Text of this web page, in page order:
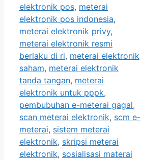
elektronik pos, meterai
elektronik pos indonesia,
meterai elektronik privy,
meterai elektronik resmi
berlaku di ri, meterai elektronik
saham, meterai elektronik
tanda tangan, meterai
elektronik untuk pppk,
pembubuhan e-meterai gagal,
scan meterai elektronik, scm e-
meterai, sistem meterai
elektronik, skripsi meterai
elektronik, sosialisasi materai